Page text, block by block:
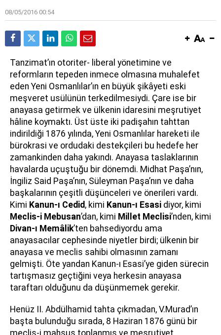
08/05/2016 00:54
Tanzimat’ın otoriter- liberal yönetimine ve
reformların tepeden inmece olmasına muhalefet
eden Yeni Osmanlılar’ın en büyük şikâyeti eski
meşveret usülünün terkedilmesiydi. Çare ise bir
anayasa getirmek ve ülkenin idaresini meşrutiyet
hâline koymaktı. Üst üste iki padişahın tahttan
indirildiği 1876 yılında, Yeni Osmanlılar hareketi ile
bürokrasi ve ordudaki destekçileri bu hedefe her
zamankinden daha yakındı. Anayasa taslaklarının
havalarda uçuştuğu bir dönemdi. Midhat Paşa’nın,
İngiliz Said Paşa’nın, Süleyman Paşa’nın ve daha
başkalarının çeşitli düşünceleri ve önerileri vardı.
Kimi Kanun-ı Cedid, kimi Kanun-ı Esasi diyor, kimi
Meclis-i Mebusan’dan, kimi Millet Meclisi’nden, kimi
Divan-ı Memâlik’ten bahsediyordu ama
anayasacılar cephesinde niyetler birdi; ülkenin bir
anayasa ve meclis sahibi olmasının zamanı
gelmişti. Öte yandan Kanun-ı Esasi’ye giden sürecin
tartışmasız geçtiğini veya herkesin anayasa
taraftarı olduğunu da düşünmemek gerekir.
Henüz II. Abdülhamid tahta çıkmadan, V.Murad’ın
başta bulunduğu sırada, 8 Haziran 1876 günü bir
meclis-i mahsus toplanmış ve meşrutiyet